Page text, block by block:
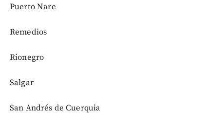
Puerto Nare
Remedios
Rionegro
Salgar
San Andrés de Cuerquia